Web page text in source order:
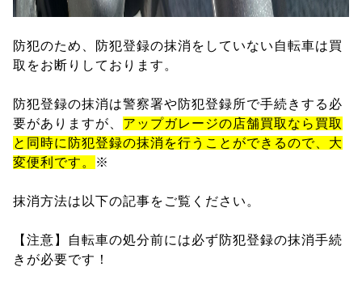
防犯のため、防犯登録の抹消をしていない自転車は買
取をお断りしております。
防犯登録の抹消は警察署や防犯登録所で手続きする必
要がありますが、 アップガレージの店舗買取なら買取
と同時に防犯登録の抹消を行うことができるので、大
変便利です。
※
抹消方法は以下の記事をご覧ください。
【注意】自転車の処分前には必ず防犯登録の抹消手続
きが必要です！